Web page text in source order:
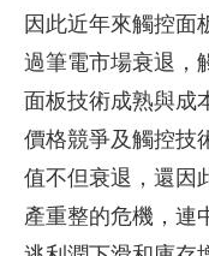
因此近年來觸控面
過筆電市場衰退，
面板技術成熟與成
價格競爭及觸控技
值不但衰退，還因
產重整的危機，連